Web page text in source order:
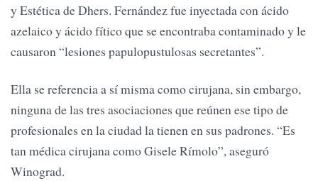
y Estética de Dhers. Fernández fue inyectada con ácido
azelaico y ácido fítico que se encontraba contaminado y le
causaron “lesiones papulopustulosas secretantes”.
Ella se referencia a sí misma como cirujana, sin embargo,
ninguna de las tres asociaciones que reúnen ese tipo de
profesionales en la ciudad la tienen en sus padrones. “Es
tan médica cirujana como Gisele Rímolo”, aseguró
Winograd.